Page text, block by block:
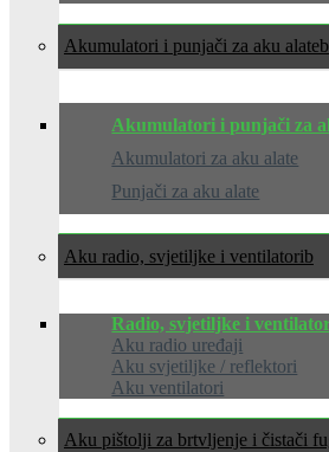
Akumulatori i punjači za aku alate
Akumulatori i punjači za
Akumulatori za aku alate
Punjači za aku alate
Aku radio, svjetiljke i ventilatori
Radio, svjetiljke i
Aku radio uređaji
Aku svjetiljke / reflektori
Aku ventilatori
Aku pištolji za brtvljenje i čistači